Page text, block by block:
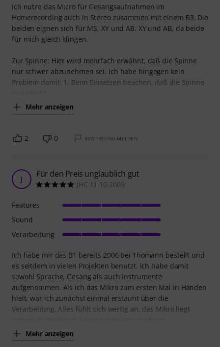
Ich nutze das Micro für Gesangsaufnahmen im
Homerecording auch in Stereo zusammen mit einem B3. Die
beiden eignen sich für MS, XY und AB. XY und AB, da beide
für mich gleich klingen.
Zur Spinne: Hier wird mehrfach erwähnt, daß die Spinne
nur schwer abzunehmen sei. Ich habe hingegen kein
Problem damit: 1. Beim Einsetzen beachen, daß die Spinne
Mehr anzeigen
2 0 BEWERTUNG MELDEN
J Für den Preis unglaublich gut
JHC 11.10.2009
Ich habe mir das B1 bereits 2006 bei Thomann bestellt und
es seitdem in vielen Projekten benutzt. Ich habe damit
sowohl Sprache, Gesang als auch Instrumente
aufgenommen. Als ich das Mikro zum ersten Mal in Händen
hielt, war ich zunächst einmal erstaunt über die
Verarbeitung. Alles fühlt sich wertig an, das Mikro liegt
Mehr anzeigen
Features
Sound
Verarbeitung